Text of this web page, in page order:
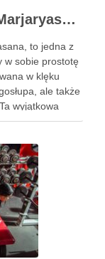
Jak wykonać pozycję kota (Marjaryasana) i jakie ma korzyści?
to jedna z
w sobie prostotę
w klęku
ale także
wyjątkowa
ale również